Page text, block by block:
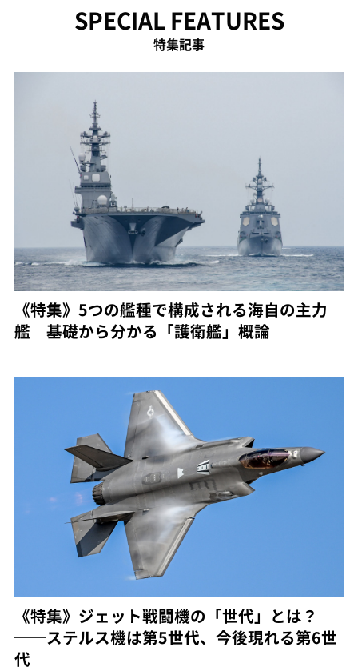
SPECIAL FEATURES
特集記事
《特集》5つの艦種で構成される海自の主力
艦 基礎から分かる「護衛艦」概論
《特集》ジェット戦闘機の「世代」とは？
──ステルス機は第5世代、今後現れる第6世
代